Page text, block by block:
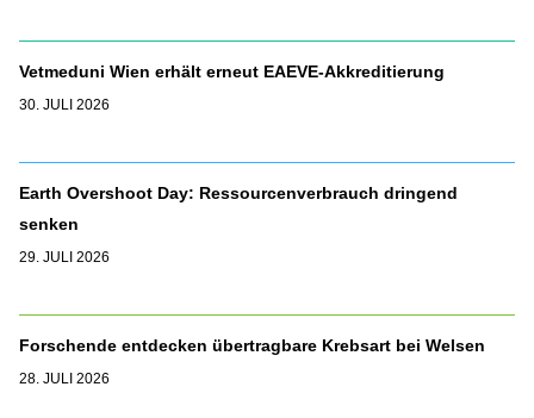
Vetmeduni Wien erhält erneut EAEVE-Akkreditierung
30. JULI 2026
Earth Overshoot Day: Ressourcenverbrauch dringend
senken
29. JULI 2026
Forschende entdecken übertragbare Krebsart bei Welsen
28. JULI 2026